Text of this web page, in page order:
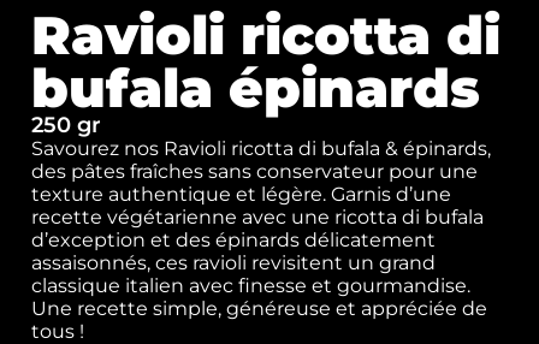
Ravioli ricotta di
bufala épinards
250 gr
Savourez nos Ravioli ricotta di bufala & épinards,
des pâtes fraîches sans conservateur pour une
texture authentique et légère. Garnis d’une
recette végétarienne avec une ricotta di bufala
d’exception et des épinards délicatement
assaisonnés, ces ravioli revisitent un grand
classique italien avec finesse et gourmandise.
Une recette simple, généreuse et appréciée de
tous !